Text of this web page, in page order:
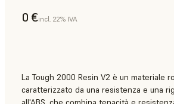
0 €incl. 22% IVA
La Tough 2000 Resin V2 è un materiale
caratterizzato da una resistenza e una